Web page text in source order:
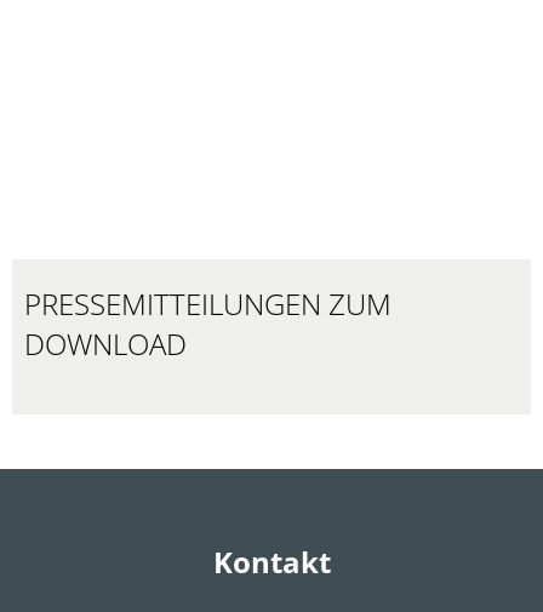
PRESSEMITTEILUNGEN ZUM
DOWNLOAD
Kontakt